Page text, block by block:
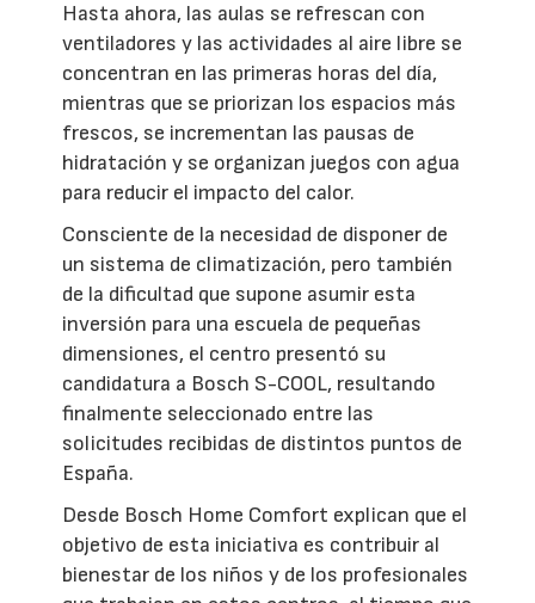
Hasta ahora, las aulas se refrescan con
ventiladores y las actividades al aire libre se
concentran en las primeras horas del día,
mientras que se priorizan los espacios más
frescos, se incrementan las pausas de
hidratación y se organizan juegos con agua
para reducir el impacto del calor.
Consciente de la necesidad de disponer de
un sistema de climatización, pero también
de la dificultad que supone asumir esta
inversión para una escuela de pequeñas
dimensiones, el centro presentó su
candidatura a Bosch S-COOL, resultando
finalmente seleccionado entre las
solicitudes recibidas de distintos puntos de
España.
Desde Bosch Home Comfort explican que el
objetivo de esta iniciativa es contribuir al
bienestar de los niños y de los profesionales